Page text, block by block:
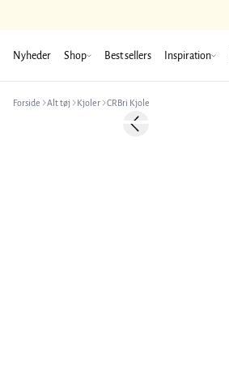
Nyheder Shop Best sellers Inspiration
Forside Alt tøj Kjoler CRBri Kjole
-50%Previous slide